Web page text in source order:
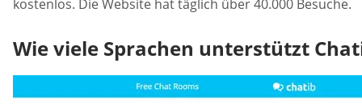
kostenlos. Die Website hat täglich über 40.000 Besuche.
Wie viele Sprachen unterstützt